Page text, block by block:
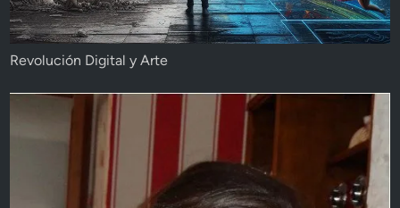
Revolución Digital y Arte